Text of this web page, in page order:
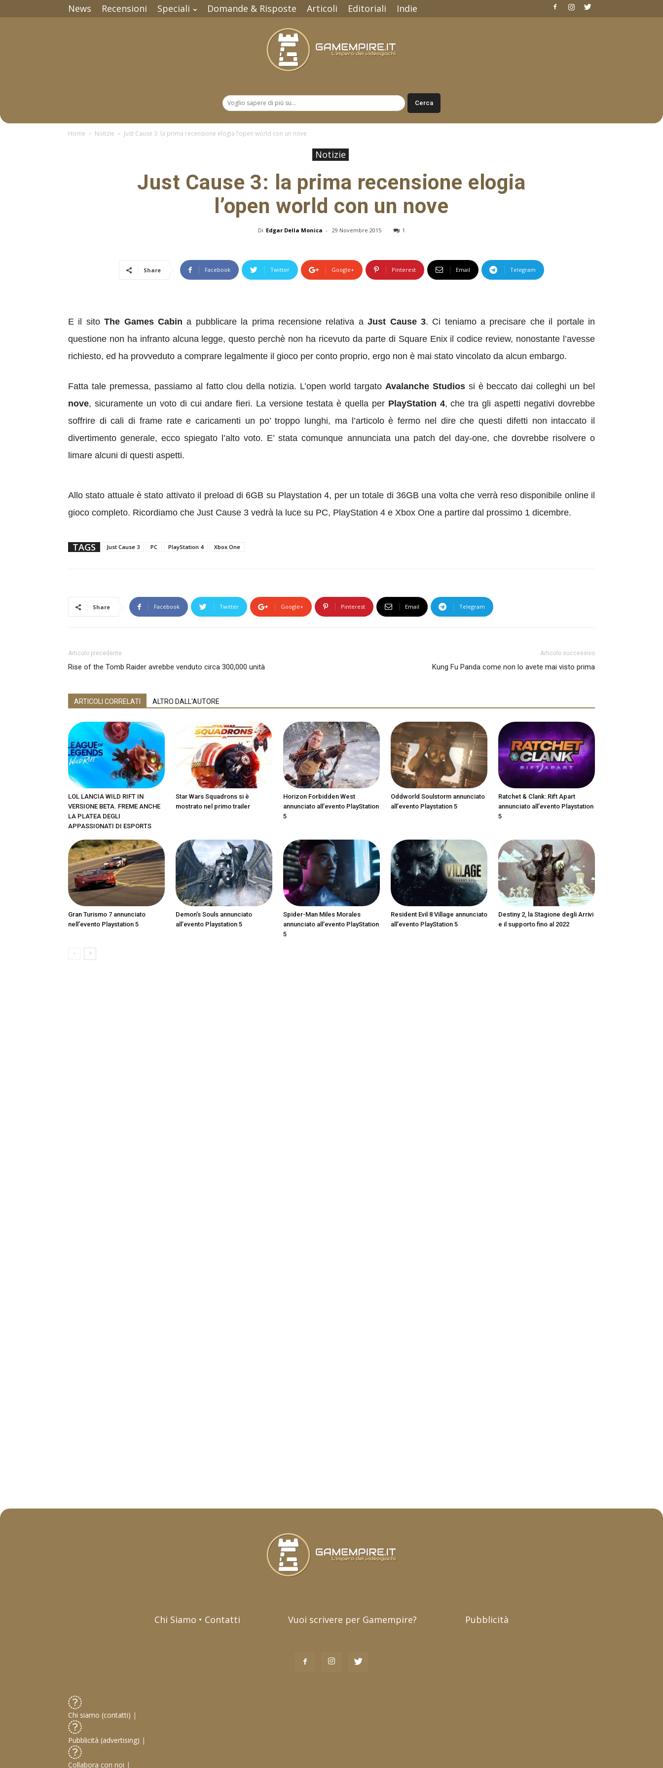
News Recensioni Speciali Domande & Risposte Articoli Editoriali Indie
Home Notizie Just Cause 3: la prima recensione elogia l’open world con un nove
Notizie
Just Cause 3: la prima recensione elogia
l’open world con un nove
Di Edgar Della Monica - 29 Novembre 2015 1
Share Facebook Twitter Google+ Pinterest Email Telegram
E il sitoThe Games Cabin a pubblicare la prima recensione relativa aJust Cause 3. Ci teniamo a precisare che il portale in
questione non ha infranto alcuna legge, questo perchè non ha ricevuto da parte di Square Enix il codice review, nonostante l’avesse
richiesto, ed ha provveduto a comprare legalmente il gioco per conto proprio, ergo non è mai stato vincolato da alcun embargo.
Fatta tale premessa, passiamo al fatto clou della notizia. L’open world targato Avalanche Studiossi è beccato dai colleghi un bel
nove, sicuramente un voto di cui andare fieri. La versione testata è quella per PlayStation 4, che tra gli aspetti negativi dovrebbe
soffrire di cali di frame rate e caricamenti un po’ troppo lunghi, ma l’articolo è fermo nel dire che questi difetti non intaccato il
divertimento generale, ecco spiegato l’alto voto. E’ stata comunque annunciata una patch del day-one, che dovrebbe risolvere o
limare alcuni di questi aspetti.
Allo stato attuale è stato attivato il preload di 6GB su Playstation 4, per un totale di 36GB una volta che verrà reso disponibile online il
gioco completo. Ricordiamo che Just Cause 3 vedrà la luce su PC, PlayStation 4 e Xbox One a partire dal prossimo 1 dicembre.
TAGS Just Cause 3 PC PlayStation 4 Xbox One
Share Facebook Twitter Google+ Pinterest Email Telegram
Articolo precedente
Rise of the Tomb Raider avrebbe venduto circa 300,000 unità
Articolo successivo
Kung Fu Panda come non lo avete mai visto prima
ARTICOLI CORRELATI ALTRO DALL'AUTORE
LOL LANCIA WILD RIFT IN
VERSIONE BETA. FREME ANCHE
LA PLATEA DEGLI
APPASSIONATI DI ESPORTS
Star Wars Squadrons si è
mostrato nel primo trailer
Horizon Forbidden West
annunciato all’evento PlayStation
5
Oddworld Soulstorm annunciato
all’evento Playstation 5
Ratchet & Clank: Rift Apart
annunciato all’evento Playstation
5
Gran Turismo 7 annunciato
nell’evento Playstation 5
Demon’s Souls annunciato
all’evento Playstation 5
Spider-Man Miles Morales
annunciato all’evento PlayStation
5
Resident Evil 8 Village annunciato
all’evento PlayStation 5
Destiny 2, la Stagione degli Arrivi
e il supporto fino al 2022
Chi Siamo • Contatti Vuoi scrivere per Gamempire? Pubblicità
Chi siamo (contatti) |
Pubblicità (advertising) |
Collabora con noi |